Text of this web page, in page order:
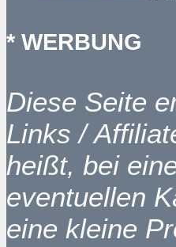
* WERBUNG
Diese Seite
Links /
heißt, bei
eventuellen
eine kleine